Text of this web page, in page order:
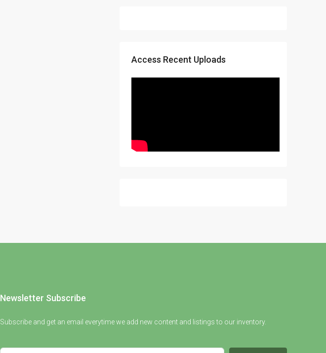
Access Recent Uploads
Newsletter Subscribe
Subscribe and get an email everytime we add new content and listings to our inventory.